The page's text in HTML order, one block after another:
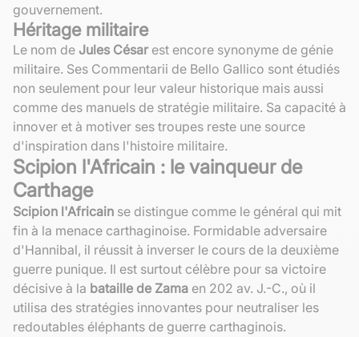
gouvernement.
Héritage militaire
Le nom de Jules Césarest encore synonyme de génie
militaire. Ses Commentarii de Bello Gallico sont étudiés
non seulement pour leur valeur historique mais aussi
comme des manuels de stratégie militaire. Sa capacité à
innover et à motiver ses troupes reste une source
d'inspiration dans l'histoire militaire.
Scipion l'Africain : le vainqueur de
Carthage
Scipion l'Africain se distingue comme le général qui mit
fin à la menace carthaginoise. Formidable adversaire
d'Hannibal, il réussit à inverser le cours de la deuxième
guerre punique. Il est surtout célèbre pour sa victoire
décisive à la bataille de Zama en 202 av. J.-C., où il
utilisa des stratégies innovantes pour neutraliser les
redoutables éléphants de guerre carthaginois.